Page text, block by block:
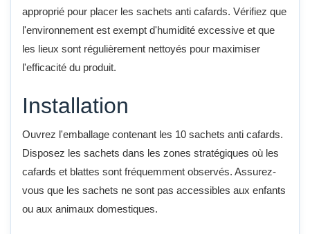
approprié pour placer les sachets anti cafards. Vérifiez que
l'environnement est exempt d'humidité excessive et que
les lieux sont régulièrement nettoyés pour maximiser
l'efficacité du produit.
Installation
Ouvrez l'emballage contenant les 10 sachets anti cafards.
Disposez les sachets dans les zones stratégiques où les
cafards et blattes sont fréquemment observés. Assurez-
vous que les sachets ne sont pas accessibles aux enfants
ou aux animaux domestiques.